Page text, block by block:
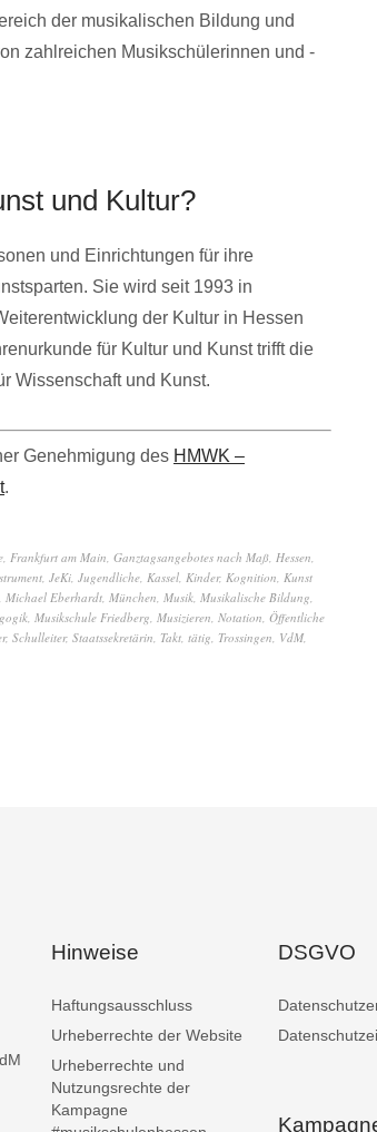
der musikalischen Bildung und
zahlreichen Musikschülerinnen und -
und Kultur?
und Einrichtungen für ihre
Sie wird seit 1993 in
der Kultur in Hessen
für Kultur und Kunst trifft die
Wissenschaft und Kunst.
Genehmigung des HMWK –
.
Frankfurt am Main Ganztagsangebotes nach Maß Hessen
JeKi Jugendliche Kassel Kinder, Kognition Kunst
Michael Eberhardt München Musik Musikalische Bildung
Musikschule Friedberg Musizieren Notation Öffentliche
, Schulleiter, Staatssekretärin Takt tätig Trossingen VdM
Hinweise
Haftungsausschluss
Urheberrechte der Website
Urheberrechte und
Nutzungsrechte der
Kampagne
DSGVO